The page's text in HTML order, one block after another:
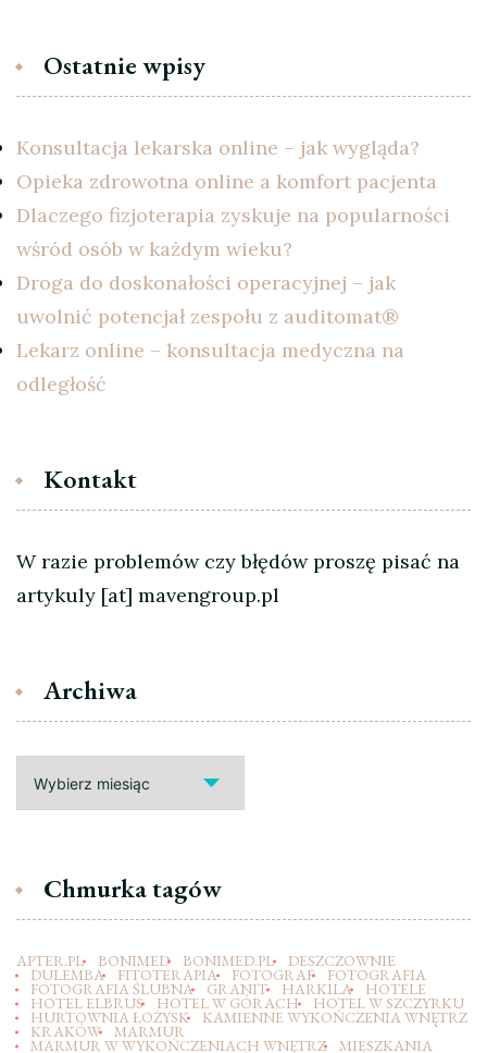
Ostatnie wpisy
Konsultacja lekarska online – jak wygląda?
Opieka zdrowotna online a komfort pacjenta
Dlaczego fizjoterapia zyskuje na popularności
wśród osób w każdym wieku?
Droga do doskonałości operacyjnej – jak
uwolnić potencjał zespołu z auditomat®
Lekarz online – konsultacja medyczna na
odległość
Kontakt
W razie problemów czy błędów proszę pisać na
artykuly [at] mavengroup.pl
Archiwa
Chmurka tagów
APTER.PL BONIMED BONIMED.PL DESZCZOWNIE
DULEMBA FITOTERAPIA FOTOGRAF FOTOGRAFIA
FOTOGRAFIA ŚLUBNA GRANIT HARKILA HOTELE
HOTEL ELBRUS HOTEL W GÓRACH HOTEL W SZCZYRKU
HURTOWNIA ŁOŻYSK KAMIENNE WYKOŃCZENIA WNĘTRZ
KRAKÓW MARMUR
MARMUR W WYKOŃCZENIACH WNĘTRZ MIESZKANIA